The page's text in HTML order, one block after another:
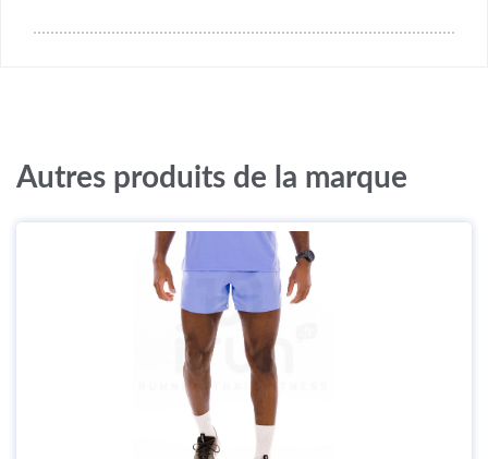
Autres produits de la marque